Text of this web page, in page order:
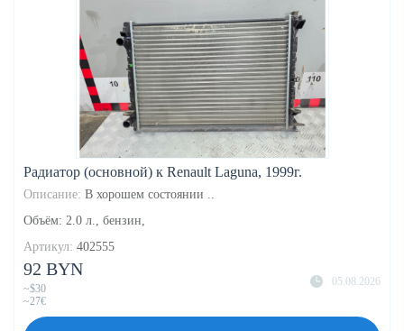
Радиатор (основной) к Renault Laguna, 1999г.
Описание: В хорошем состоянии ..
Объём: 2.0 л., бензин,
Артикул: 402555
05.08.2026
92 BYN
~$30
~27€